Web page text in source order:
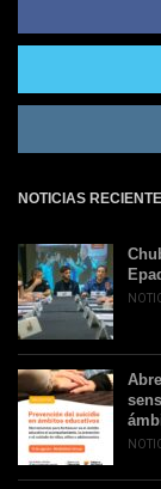
NOTICIAS